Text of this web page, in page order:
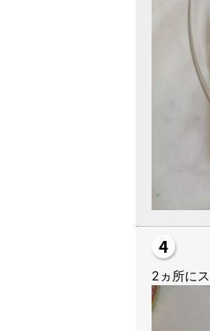
2ヵ所に